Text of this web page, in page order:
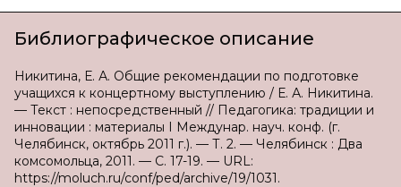
Библиографическое описание
Никитина, Е. А. Общие рекомендации по подготовке
учащихся к концертному выступлению / Е. А. Никитина.
— Текст : непосредственный // Педагогика: традиции и
инновации : материалы I Междунар. науч. конф. (г.
Челябинск, октябрь 2011 г.). — Т. 2. — Челябинск : Два
комсомольца, 2011. — С. 17-19. — URL:
https://moluch.ru/conf/ped/archive/19/1031.